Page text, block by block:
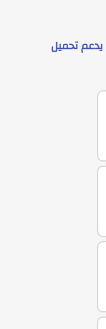
يدعمتحميل